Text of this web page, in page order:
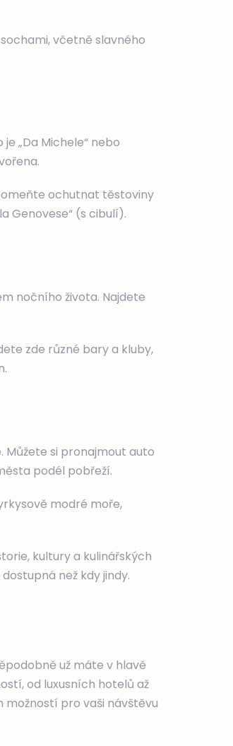
včetně slavného
„Da Michele“ nebo
ochutnat těstoviny
Genovese“ (s cibulí).
nočního života. Najdete
zde různé bary a kluby,
Můžete si pronajmout auto
podél pobřeží.
modré moře,
kultury a kulinářských
než kdy jindy.
už máte v hlavě
od luxusních hotelů až
pro vaši návštěvu